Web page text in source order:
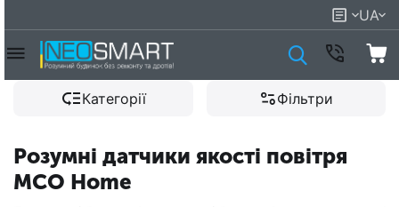
UA
Категорії Фільтри
Розумні датчики якості повітря
MCO Home